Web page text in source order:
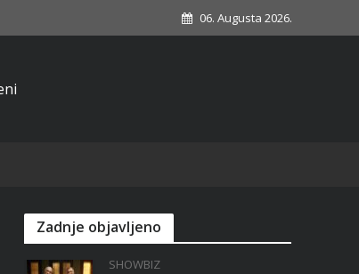
06. Augusta 2026.
Zadnje objavljeno
SHOWBIZ